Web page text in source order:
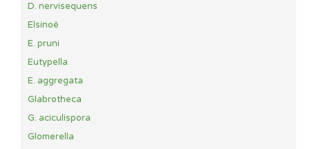
D. nervisequens
Elsinoë
E. pruni
Eutypella
E. aggregata
Glabrotheca
G. aciculispora
Glomerella